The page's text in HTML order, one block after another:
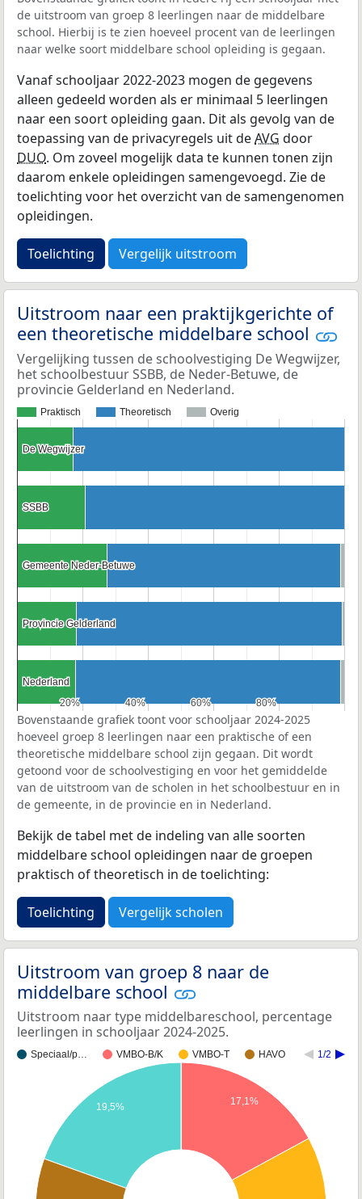
de uitstroom van groep 8 leerlingen naar de middelbare
school. Hierbij is te zien hoeveel procent van de leerlingen
naar welke soort middelbare school opleiding is gegaan.
Vanaf schooljaar 2022-2023 mogen de gegevens
alleen gedeeld worden als er minimaal 5 leerlingen
naar een soort opleiding gaan. Dit als gevolg van de
toepassing van de privacyregels uit deAVG door
DUO. Om zoveel mogelijk data te kunnen tonen zijn
daarom enkele opleidingen samengevoegd. Zie de
toelichting voor het overzicht van de samengenomen
opleidingen.
Toelichting Vergelijk uitstroom
Uitstroom naar een praktijkgerichte of
een theoretische middelbare school
Vergelijking tussen de schoolvestiging De Wegwijzer,
het schoolbestuur SSBB, de Neder-Betuwe, de
provincie Gelderland en Nederland.
Praktisch Theoretisch Overig
20%
20% 40%
40% 60%
60% 80%
80%
De Wegwijzer
De Wegwijzer
SSBB
SSBB
Gemeente Neder-Betuwe
Gemeente Neder-Betuwe
Provincie Gelderland
Provincie Gelderland
Nederland
Nederland
Bovenstaande grafiek toont voor schooljaar 2024-2025
hoeveel groep 8 leerlingen naar een praktische of een
theoretische middelbare school zijn gegaan. Dit wordt
getoond voor de schoolvestiging en voor het gemiddelde
van de uitstroom van de scholen in het schoolbestuur en in
de gemeente, in de provincie en in Nederland.
Bekijk de tabel met de indeling van alle soorten
middelbare school opleidingen naar de groepen
praktisch of theoretisch in de toelichting:
Toelichting Vergelijk scholen
Uitstroom van groep 8 naar de
middelbare school
Uitstroom naar type middelbareschool, percentage
leerlingen in schooljaar 2024-2025.
Speciaal/p… VMBO-B/K VMBO-T HAVO 1/2
17,1%
19,5%